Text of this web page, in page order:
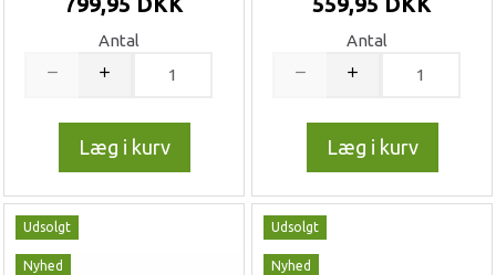
Antal
Læg i kurv
Antal
Læg i kurv
Udsolgt
Nyhed
Udsolgt
Nyhed